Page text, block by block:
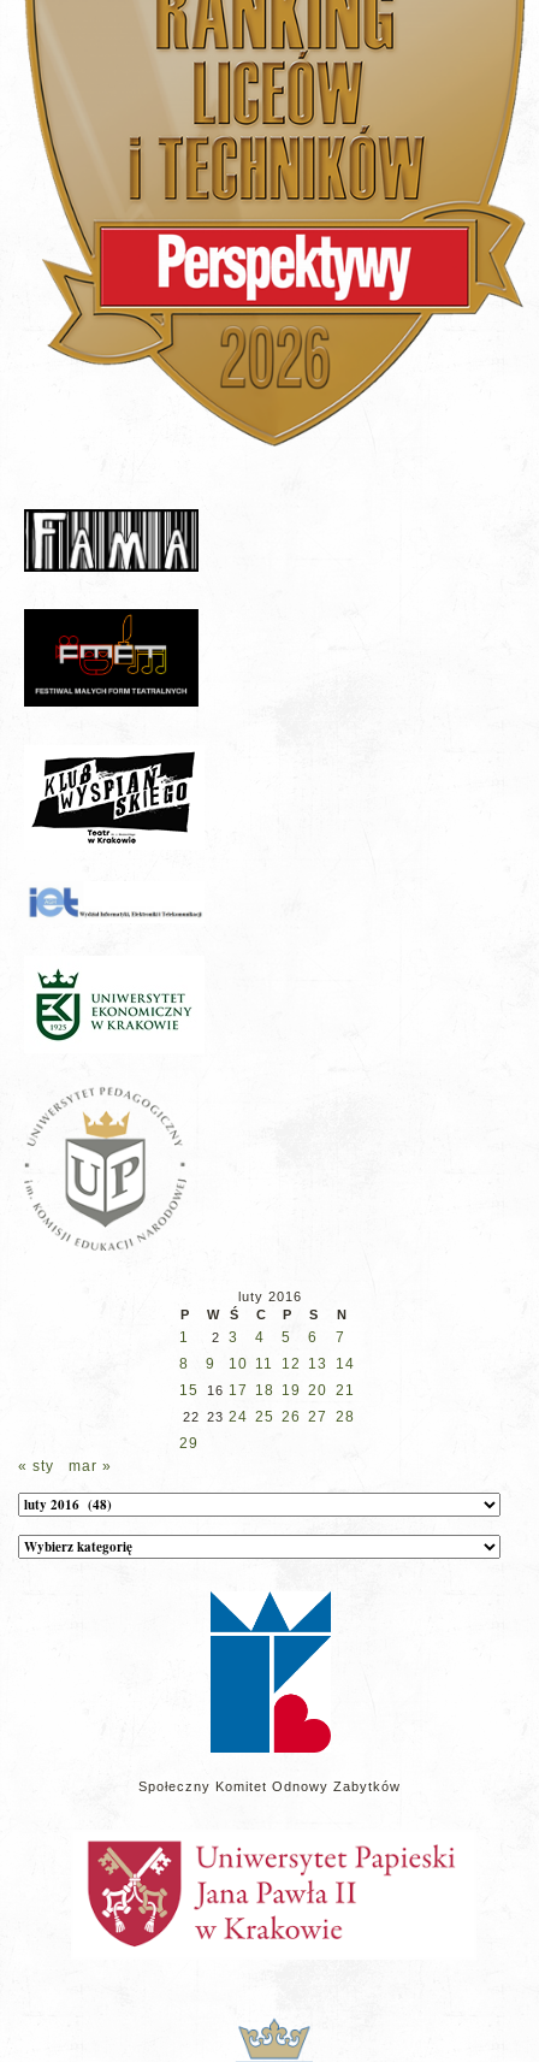
luty 2016
P
W Ś C P S N
1 2 3 4 5 6
7
8
9 10 11 12 13
14
15
16 17 18 19 20 21
22 23 24 25 26 27
28
29
« sty
mar »
Archiwum
Kategorie
wpisów
Społeczny Komitet Odnowy Zabytków